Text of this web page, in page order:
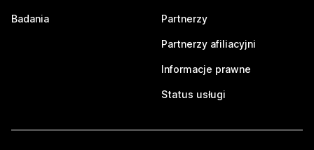
Badania Partnerzy
Partnerzy afiliacyjni
Informacje prawne
Status usługi